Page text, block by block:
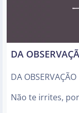
DA
DA OBSERVAÇÃO
Não te irrites,